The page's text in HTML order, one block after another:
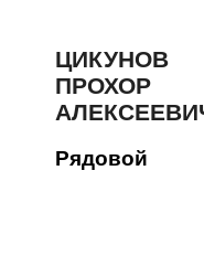
ЦИКУНОВ
ПРОХОР
Рядовой